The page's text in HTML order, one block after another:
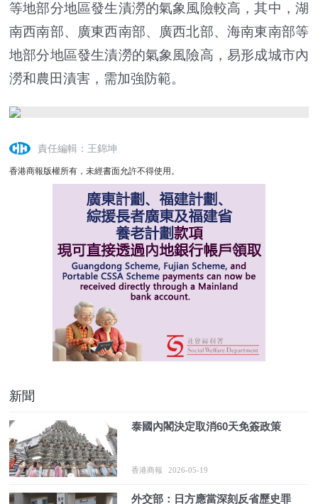
等地部分地區發生漬澇的氣象風險較高，其中，湖
南西南部、廣東西南部、廣西北部、海南東南部等
地部分地區發生漬澇的氣象風險高，易形成城市內
澇和農田漬害，需加強防範。
責任編輯：王錦坤
香港商報版權所有，未經書面允許不得使用。
新聞
泰國內閣決定取消60天免簽政策
香港商報 2026-05-19
外交部：日方應當深刻反省歷史罪